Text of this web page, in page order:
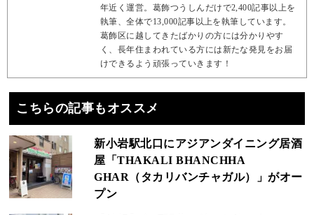
年近く運営。葛飾つうしんだけで2,400記事以上を
執筆、全体で13,000記事以上を執筆しています。
葛飾区に越してきたばかりの方には分かりやす
く、長年住まわれている方には新たな発見をお届
けできるよう頑張っていきます！
こちらの記事もオススメ
新小岩駅北口にアジアンダイニング居酒
屋「THAKALI BHANCHHA
GHAR（タカリバンチャガル）」がオー
プン